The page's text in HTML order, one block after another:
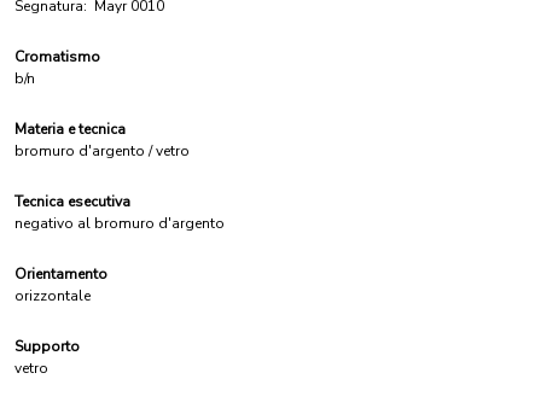
Segnatura: Mayr 0010
Cromatismo
b/n
Materia e tecnica
bromuro d'argento / vetro
Tecnica esecutiva
negativo al bromuro d'argento
Orientamento
orizzontale
Supporto
vetro